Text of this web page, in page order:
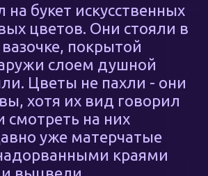
на букет искусственных
цветов. Они стояли в
покрытой
слоем душной
Цветы не пахли - они
хотя их вид говорил
смотреть на них
уже матерчатые
краями